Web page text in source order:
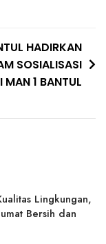
HADIRKAN
SOSIALISASI
1 BANTUL
Lingkungan,
Bersih dan